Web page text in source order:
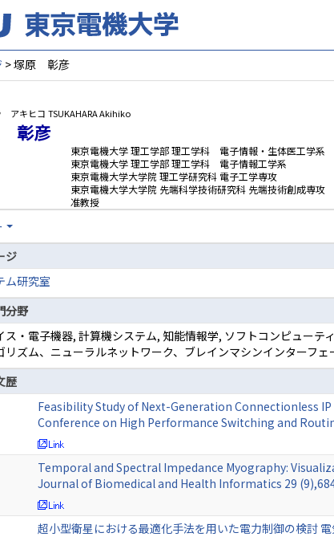
> 塚原 彰彦
アキヒコ TSUKAHARA Akihiko
彰彦
東京電機大学 理工学部 理工学科 電子情報・生体医工学系
東京電機大学 理工学部 理工学科 電子情報工学系
東京電機大学大学院 理工学研究科 電子工学専攻
東京電機大学大学院 先端科学技術研究科 先端技術創成専攻
准教授
ジ
ム研究室
分野
ス・電子機器, 計算機システム, 知能情報学, ソフトコンピュー
リズム、ニューラルネットワーク、ブレインマシンインターフェ
歴
Feasibility Study of Next-Generation Connectionless
Conference on High Performance Switching and
Temporal and Spectral Impedance Myography:
Journal of Biomedical and Health Informatics 29
超小型衛星における最適化手法を用いた電力制御の検討